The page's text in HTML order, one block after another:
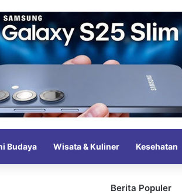
Budaya Wisata & Kuliner Kesehatan
Berita Populer